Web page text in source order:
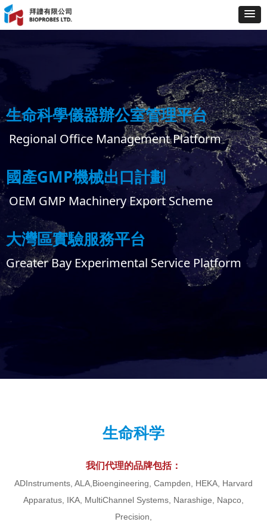
生命科学
我们代理的品牌包括：
ADInstruments, ALA,Bioengineering, Campden, HEKA, Harvard
Apparatus, IKA, MultiChannel Systems, Narashige, Napco,
Precision,
生命科學儀器辦公室管理平台
Regional Office Management Platform
國產GMP機械出口計劃
OEM GMP Machinery Export Scheme
大灣區實驗服務平台
Greater Bay Experimental Service Platform